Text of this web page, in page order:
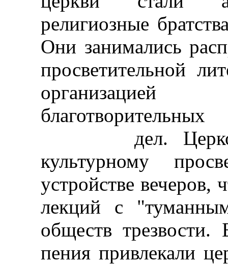
религиозные
Они занимались
просветительной
благотворительных
дел. Церковь
культурному
устройстве вечеров,
лекций с
обществ
пения привлекали